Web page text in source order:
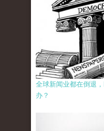
全球新闻业都在倒退
办？